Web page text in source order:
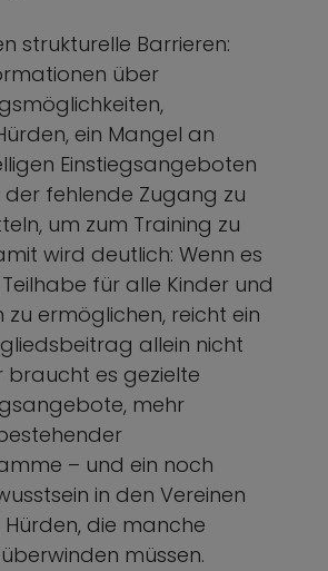
strukturelle Barrieren:
über
ein Mangel an
Einstiegsangeboten
fehlende Zugang zu
um zum Training zu
wird deutlich: Wenn es
für alle Kinder und
zu ermöglichen, reicht ein
allein nicht
braucht es gezielte
mehr
– und ein noch
in den Vereinen
die manche
müssen.